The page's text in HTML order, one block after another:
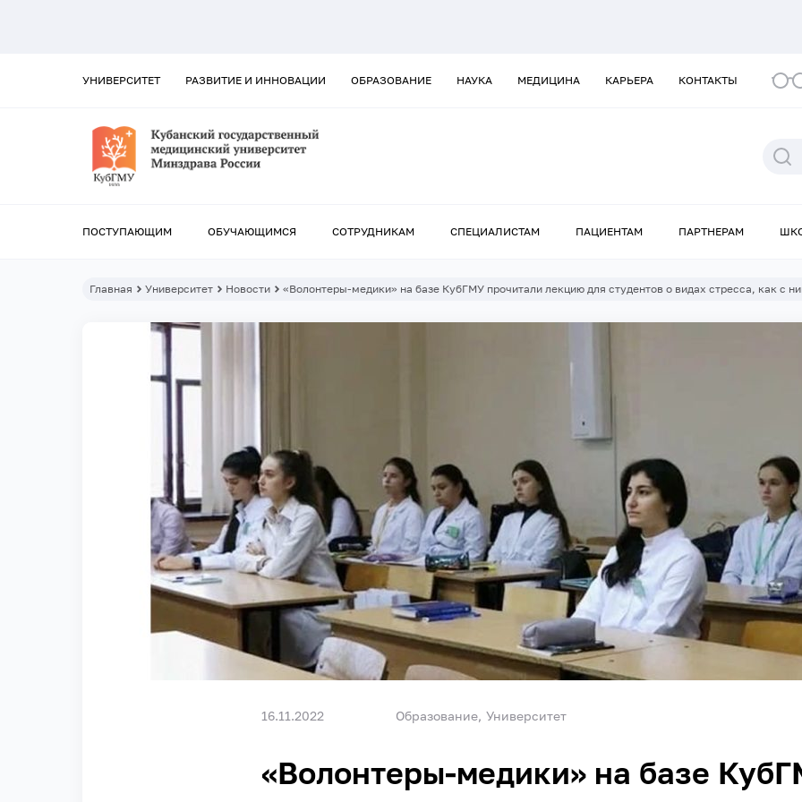
УНИВЕРСИТЕТ РАЗВИТИЕ И ИННОВАЦИИ ОБРАЗОВАНИЕ НАУКА МЕДИЦИНА КАРЬЕРА КОНТАКТЫ
ПОСТУПАЮЩИМ ОБУЧАЮЩИМСЯ СОТРУДНИКАМ СПЕЦИАЛИСТАМ ПАЦИЕНТАМ ПАРТНЕРАМ
Главная Университет Новости «Волонтеры-медики» на базе КубГМУ прочитали лекцию для студентов о видах стресса, как с
16.11.2022 Образование Университет
«Волонтеры-медики» на базе